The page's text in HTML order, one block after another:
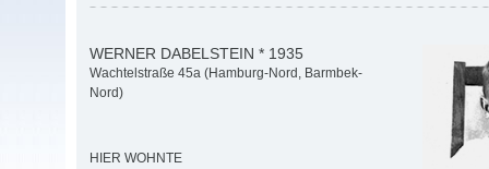
WERNER DABELSTEIN * 1935
Wachtelstraße 45a (Hamburg-Nord, Barmbek-
Nord)
HIER WOHNTE